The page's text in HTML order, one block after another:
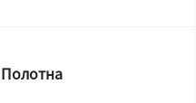
Полотна